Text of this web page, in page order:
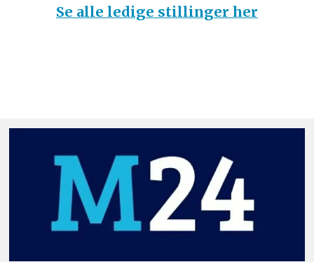
Se alle ledige stillinger her